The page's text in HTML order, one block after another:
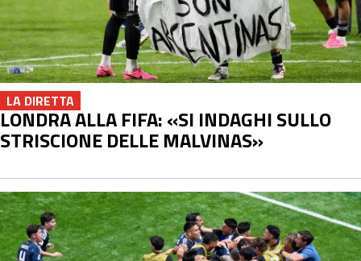
LA DIRETTA
LONDRA ALLA FIFA: «SI INDAGHI SULLO
STRISCIONE DELLE MALVINAS»